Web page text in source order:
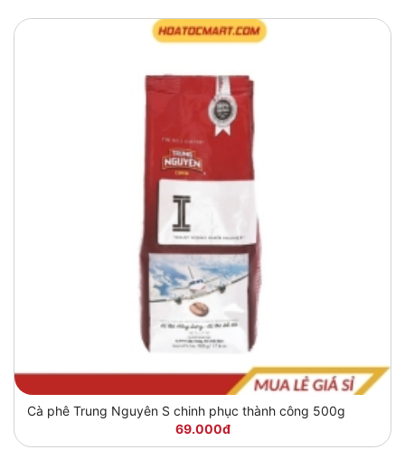
Cà phê Trung Nguyên S chinh phục thành công 500g
69.000đ